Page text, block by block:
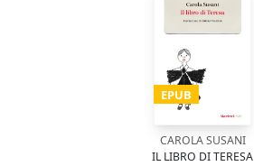
EPUB
CAROLA SUSANI
IL LIBRO DI TERESA